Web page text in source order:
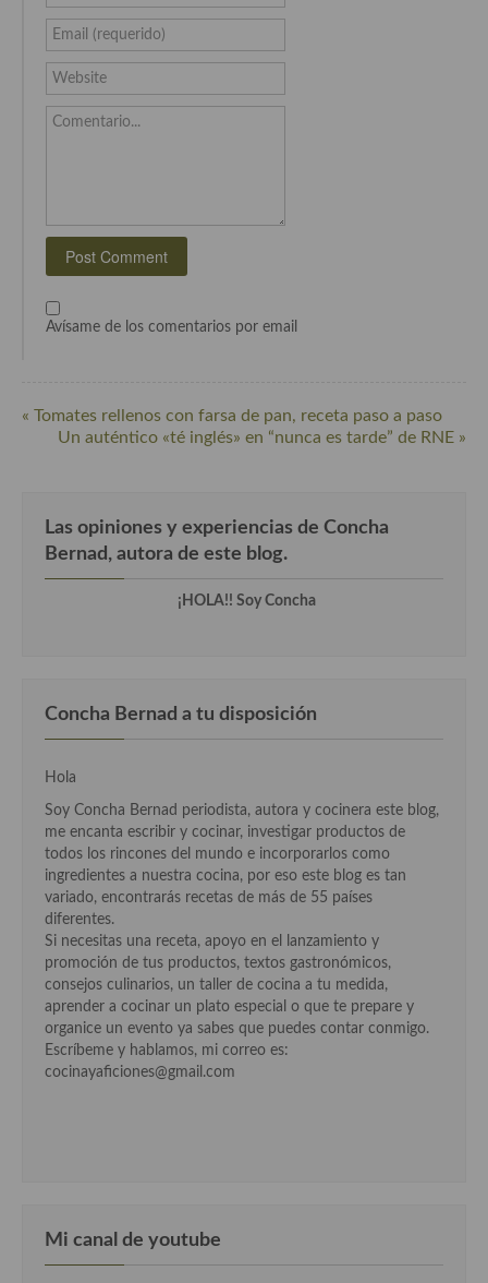
Cocina Vasca
Cocina Europea
Cocina Alemana
Cocina Britanica
Cocina Danesa
Cocina de Polonia
Cocina Francesa
Cocina Irlanda
Cocina Italiana
Cocina Luxemburgo
Cocina Polaca
Cocina portuguesa
Cocina Rusa
Cocina Sueca
Cocina Suiza
Cocina Turca
Email (requerido)
Website
Comentario...
Avísame de los comentarios por email
« Tomates rellenos con farsa de pan, receta paso a paso
Un auténtico «té inglés» en “nunca es tarde” de RNE »
Las opiniones y experiencias de Concha
Bernad, autora de este blog.
¡HOLA!! Soy Concha
Concha Bernad a tu disposición
Hola
Soy Concha Bernad periodista, autora y cocinera este blog,
me encanta escribir y cocinar, investigar productos de
todos los rincones del mundo e incorporarlos como
ingredientes a nuestra cocina, por eso este blog es tan
variado, encontrarás recetas de más de 55 países
diferentes.
Si necesitas una receta, apoyo en el lanzamiento y
promoción de tus productos, textos gastronómicos,
consejos culinarios, un taller de cocina a tu medida,
aprender a cocinar un plato especial o que te prepare y
organice un evento ya sabes que puedes contar conmigo.
Escríbeme y hablamos, mi correo es:
cocinayaficiones@gmail.com
Mi canal de youtube